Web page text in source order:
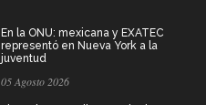
En la ONU: mexicana y EXATEC
representó en Nueva York a la
juventud
05 Agosto 2026